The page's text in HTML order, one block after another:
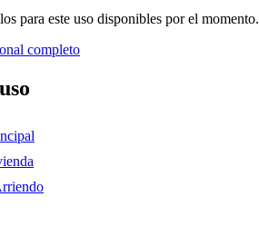
para este uso disponibles por el momento.
completo